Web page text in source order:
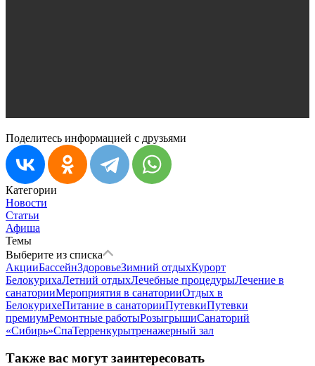
Поделитесь информацией с друзьями
Категории
Новости
Статьи
Афиша
Темы
Выберите из списка
АкцииБассейнЗдоровьеЗимний отдыхКурорт
БелокурихаЛетний отдыхЛечебные процедурыЛечение в
санаторииМероприятия в санаторииОтдых в
БелокурихеПитание в санаторииПутевкиПутевки
премиумРемонтные работыРозыгрышиСанаторий
«Сибирь»СпаТерренкурытренажерный зал
Также вас могут заинтересовать